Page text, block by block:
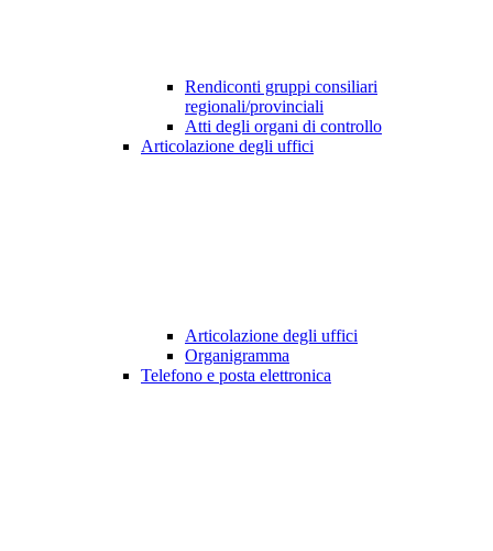
Rendiconti gruppi consiliari
regionali/provinciali
Atti degli organi di controllo
Articolazione degli uffici
Articolazione degli uffici
Organigramma
Telefono e posta elettronica